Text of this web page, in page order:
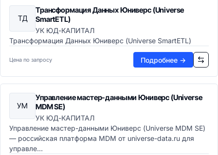
CDN сети
Потоковое видео
Офис и коммуникации
Офисные пакеты
Текстовые процессоры
Презентации
Заметки и органайзеры
Корпоративные коммуникации
Почтовые клиенты
Календари
Корпоративные мессенджеры
Видеоконференции
ТД
Трансформация Данных Юниверс (Universe
SmartETL)
УК ЮД-КАПИТАЛ
Трансформация Данных Юниверс (Universe SmartETL)
Цена по запросу Подробнее →
УМ
Управление мастер-данными Юниверс (Universe
MDM SE)
УК ЮД-КАПИТАЛ
Управление мастер-данными Юниверс (Universe MDM SE)
— российская платформа MDM от universe-data.ru для
управле...